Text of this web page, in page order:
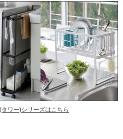
ワー)シリーズはこちら